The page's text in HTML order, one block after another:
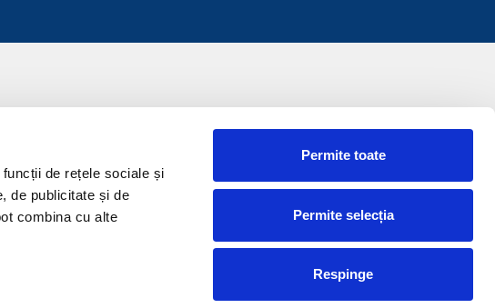
de rețele sociale și
de publicitate și de
combina cu alte
Permite toate
Permite selecția
Respinge